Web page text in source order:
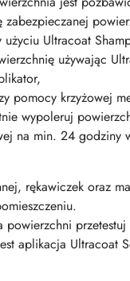
użyciu Ultracoat
używając
pomocy krzyżowej
wypoleruj
na min. 24 godziny
rękawiczek oraz
powierzchni
aplikacja Ultracoat